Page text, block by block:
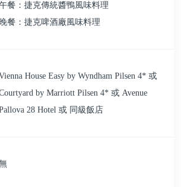
餐：捷克傳統醬鴨風味料理
餐：捷克啤酒廠 風味料理
House Easy by Wyndham Pilsen 4* 或
by Marriott Pilsen 4* 或 Avenue
28 Hotel 或 同級飯店